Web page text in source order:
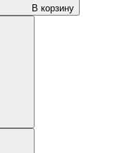
В корзину